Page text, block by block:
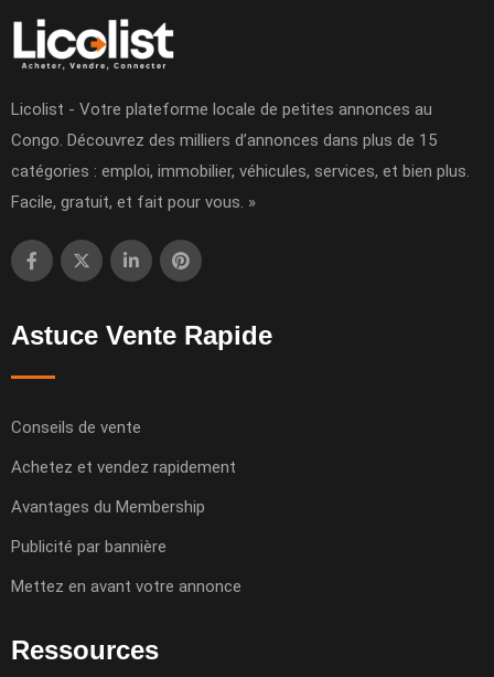
Licolist - Votre plateforme locale de petites annonces au
Congo. Découvrez des milliers d’annonces dans plus de 15
catégories : emploi, immobilier, véhicules, services, et bien plus.
Facile, gratuit, et fait pour vous. »
Astuce Vente Rapide
Conseils de vente
Achetez et vendez rapidement
Avantages du Membership
Publicité par bannière
Mettez en avant votre annonce
Ressources